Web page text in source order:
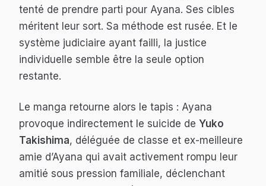
tenté de prendre parti pour Ayana. Ses cibles
méritent leur sort. Sa méthode est rusée. Et le
système judiciaire ayant failli, la justice
individuelle semble être la seule option
restante.
Le manga retourne alors le tapis : Ayana
provoque indirectement le suicide de Yuko
Takishima, déléguée de classe et ex-meilleure
amie d’Ayana qui avait activement rompu leur
amitié sous pression familiale, déclenchant